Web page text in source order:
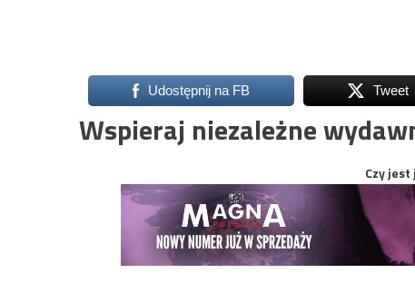
Udostępnij na FB Tweet
Wspieraj niezależne
Czy